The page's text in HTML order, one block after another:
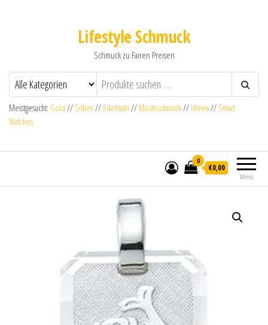
Lifestyle Schmuck
Schmuck zu Fairen Preisen
Meistgesucht: Gold // Silber// Edelstahl // Modeschmuck// Uhren // Smart
Watches
Menü
0
€0,00